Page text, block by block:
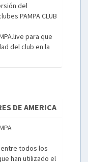
del
PAMPA CLUB
para que
del club en la
DE AMERICA
todos los
han utilizado el